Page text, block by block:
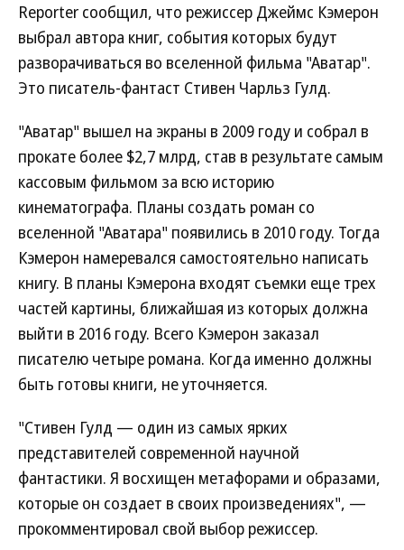
Reporter сообщил, что режиссер Джеймс Кэмерон
выбрал автора книг, события которых будут
разворачиваться во вселенной фильма "Аватар".
Это писатель-фантаст Стивен Чарльз Гулд.
"Аватар" вышел на экраны в 2009 году и собрал в
прокате более $2,7 млрд, став в результате самым
кассовым фильмом за всю историю
кинематографа. Планы создать роман со
вселенной "Аватара" появились в 2010 году. Тогда
Кэмерон намеревался самостоятельно написать
книгу. В планы Кэмерона входят съемки еще трех
частей картины, ближайшая из которых должна
выйти в 2016 году. Всего Кэмерон заказал
писателю четыре романа. Когда именно должны
быть готовы книги, не уточняется.
"Стивен Гулд — один из самых ярких
представителей современной научной
фантастики. Я восхищен метафорами и образами,
которые он создает в своих произведениях", —
прокомментировал свой выбор режиссер.